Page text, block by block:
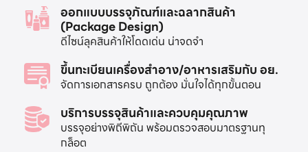
ออกแบบบรรจุภัณฑ์และฉลากสินค้า
(Package Design)
ดีไซน์ลุคสินค้าให้โดดเด่น น่าจดจำ
ขึ้นทะเบียนเครื่องสำอาง/อาหารเสริมกับ อย.
จัดการเอกสารครบ ถูกต้อง มั่นใจได้ทุกขั้นตอน
บริการบรรจุสินค้าและควบคุมคุณภาพ
บรรจุอย่างพิถีพิถัน พร้อมตรวจสอบมาตรฐานทุ
กล็อต